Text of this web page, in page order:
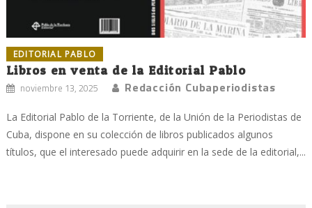
EDITORIAL PABLO
Libros en venta de la Editorial Pablo
noviembre 13, 2025 Redacción Cubaperiodistas
La Editorial Pablo de la Torriente, de la Unión de la Periodistas de
Cuba, dispone en su colección de libros publicados algunos
títulos, que el interesado puede adquirir en la sede de la editorial,...